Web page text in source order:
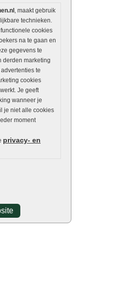
, maakt gebruik
technieken.
cookies
na te gaan en
gegevens te
derden marketing
te
cookies
Je geeft
wanneer je
je niet alle cookies
moment
privacy- en